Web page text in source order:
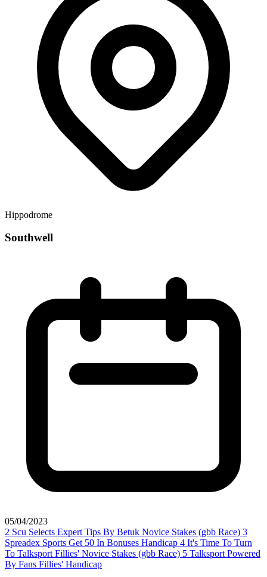
Hippodrome
Southwell
05/04/2023
2 Scu Selects Expert Tips By Betuk Novice Stakes (gbb Race) 3
Spreadex Sports Get 50 In Bonuses Handicap 4 It's Time To Turn
To Talksport Fillies' Novice Stakes (gbb Race) 5 Talksport Powered
By Fans Fillies' Handicap